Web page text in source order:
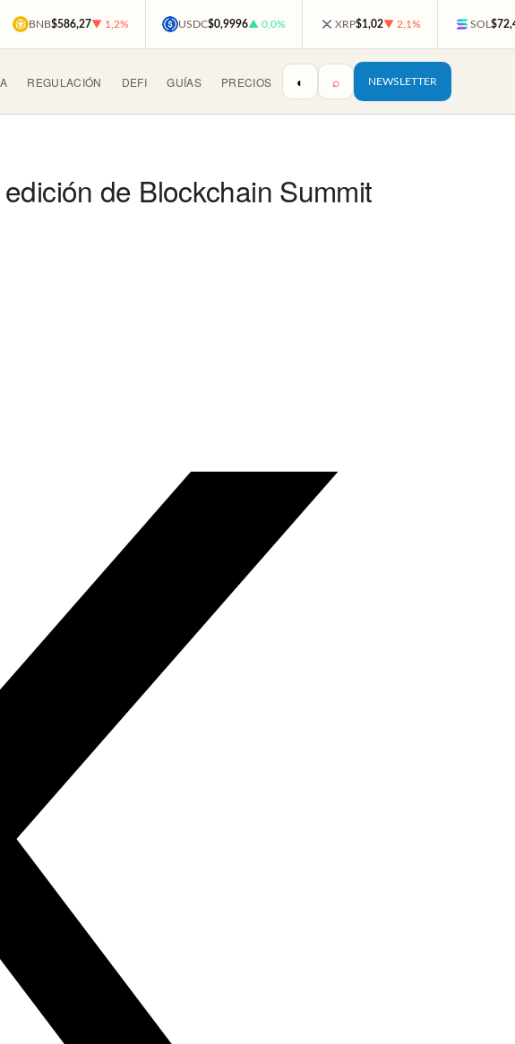
BNB$586,27▼ 1,2% USDC$0,9996▲ 0,0% XRP$1,02▼ 2,1% SOL
REGULACIÓN DEFI GUÍAS PRECIOS ◐ ⌕ NEWSLETTER
de Blockchain Summit